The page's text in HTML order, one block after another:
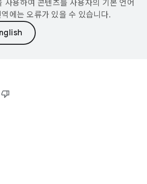
용하여 콘텐츠를 사용자의 기본 언어
에는 오류가 있을 수 있습니다.